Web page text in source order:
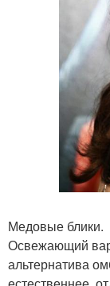
Медовые блики.
Освежающий
альтернатива